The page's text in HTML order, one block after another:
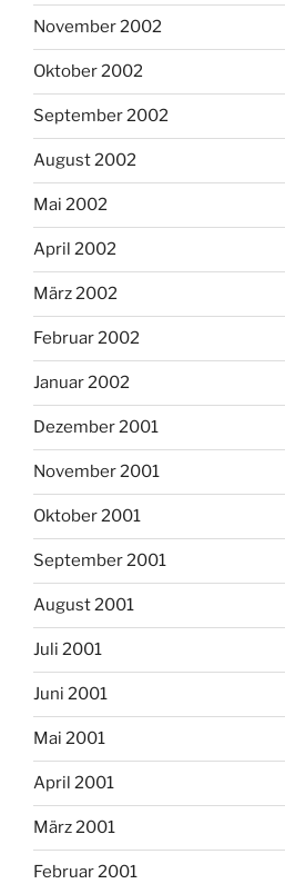
November 2002
Oktober 2002
September 2002
August 2002
Mai 2002
April 2002
März 2002
Februar 2002
Januar 2002
Dezember 2001
November 2001
Oktober 2001
September 2001
August 2001
Juli 2001
Juni 2001
Mai 2001
April 2001
März 2001
Februar 2001